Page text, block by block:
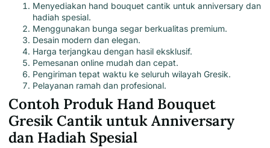
Menyediakan hand bouquet cantik untuk anniversary dan
hadiah spesial.
Menggunakan bunga segar berkualitas premium.
Desain modern dan elegan.
Harga terjangkau dengan hasil eksklusif.
Pemesanan online mudah dan cepat.
Pengiriman tepat waktu ke seluruh wilayah Gresik.
Pelayanan ramah dan profesional.
Contoh Produk Hand Bouquet
Gresik Cantik untuk Anniversary
dan Hadiah Spesial